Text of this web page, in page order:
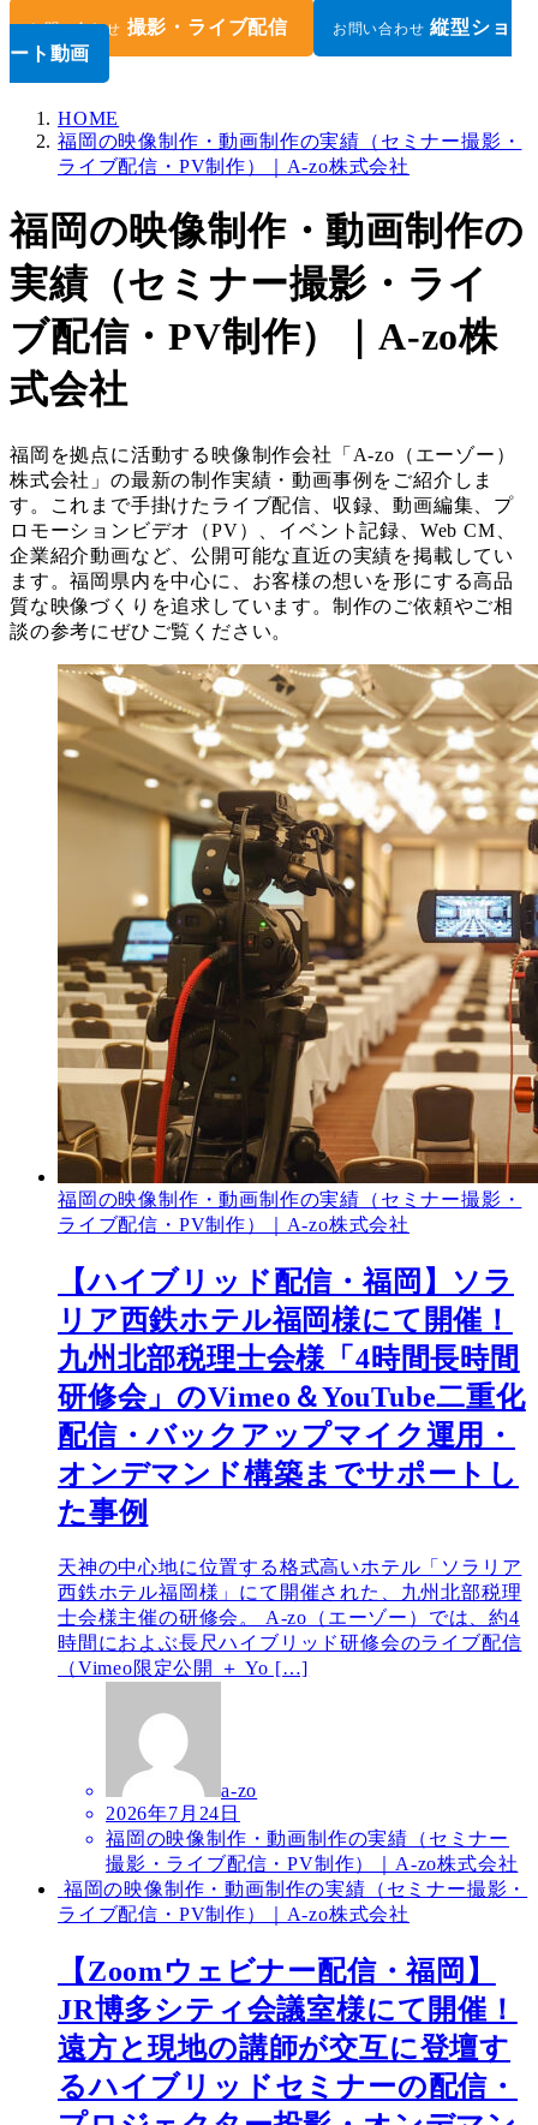
お問い合わせ 撮影・ライブ配信 お問い合わせ 縦型ショ
ート動画
HOME
福岡の映像制作・動画制作の実績（セミナー撮影・
ライブ配信・PV制作）｜A-zo株式会社
福岡の映像制作・動画制作の
実績（セミナー撮影・ライ
ブ配信・PV制作）｜A-zo株
式会社
福岡を拠点に活動する映像制作会社「A-zo（エーゾー）
株式会社」の最新の制作実績・動画事例をご紹介しま
す。これまで手掛けたライブ配信、収録、動画編集、プ
ロモーションビデオ（PV）、イベント記録、Web CM、
企業紹介動画など、公開可能な直近の実績を掲載してい
ます。福岡県内を中心に、お客様の想いを形にする高品
質な映像づくりを追求しています。制作のご依頼やご相
談の参考にぜひご覧ください。
福岡の映像制作・動画制作の実績（セミナー撮影・
ライブ配信・PV制作）｜A-zo株式会社
【ハイブリッド配信・福岡】ソラ
リア西鉄ホテル福岡様にて開催！
九州北部税理士会様「4時間長時間
研修会」のVimeo＆YouTube二重化
配信・バックアップマイク運用・
オンデマンド構築までサポートし
た事例
天神の中心地に位置する格式高いホテル「ソラリア
西鉄ホテル福岡様」にて開催された、九州北部税理
士会様主催の研修会。 A-zo（エーゾー）では、約4
時間におよぶ長尺ハイブリッド研修会のライブ配信
（Vimeo限定公開 ＋ Yo […]
a-zo
2026年7月24日
福岡の映像制作・動画制作の実績（セミナー
撮影・ライブ配信・PV制作）｜A-zo株式会社
福岡の映像制作・動画制作の実績（セミナー撮影・
ライブ配信・PV制作）｜A-zo株式会社
【Zoomウェビナー配信・福岡】
JR博多シティ会議室様にて開催！
遠方と現地の講師が交互に登壇す
るハイブリッドセミナーの配信・